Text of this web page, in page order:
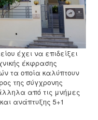
έχει να επιδείξει
έκφρασης
τα οποία καλύπτουν
της σύγχρονης
από τις μνήμες
ανάπτυξης 5+1